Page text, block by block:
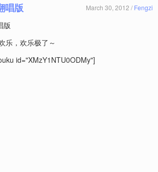
唱版 March 30, 2012 / Fengzi
乐，欢乐极了～
id="XMzY1NTU0ODMy"]